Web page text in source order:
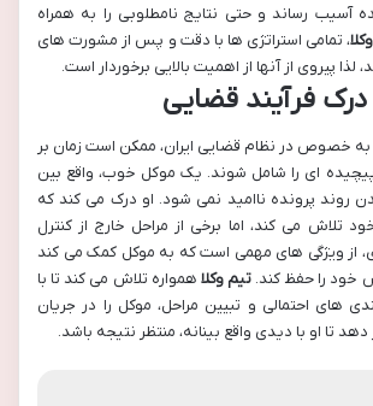
آسیب رساند و حتی نتایج نامطلوبی را به همراه
، تمامی استراتژی ها با دقت و پس از مشورت های
پیروی از آنها از اهمیت بالایی برخوردار است.
درک فرآیند قضایی
خصوص در نظام قضایی ایران، ممکن است زمان بر
پیچیده ای را شامل شوند. یک موکل خوب، واقع بین
روند پرونده ناامید نمی شود. او درک می کند که
تلاش می کند، اما برخی از مراحل خارج از کنترل
از ویژگی های مهمی است که به موکل کمک می کند
خود را حفظ کند.تیم وکلا همواره تلاش می کند تا با
های احتمالی و تبیین مراحل، موکل را در جریان
دهد تا او با دیدی واقع بینانه، منتظر نتیجه باشد.